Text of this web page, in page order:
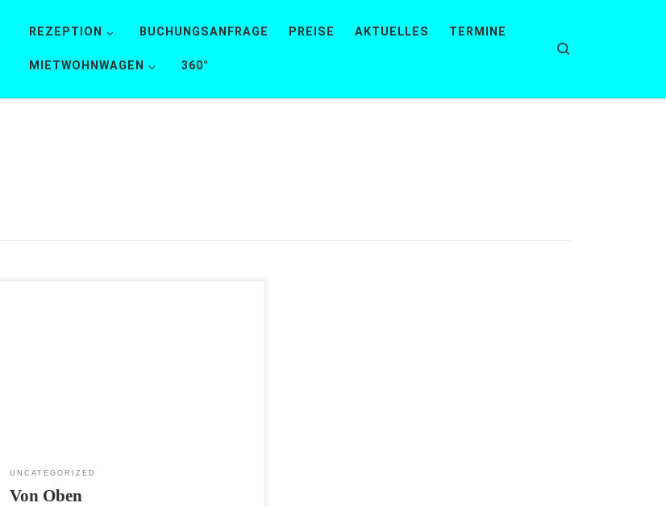
REZEPTION BUCHUNGSANFRAGE PREISE AKTUELLES TERMINE
MIETWOHNWAGEN 360°
UNCATEGORIZED
Von Oben